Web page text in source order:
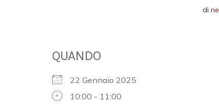
di
QUANDO
22 Gennaio 2025
10:00 - 11:00